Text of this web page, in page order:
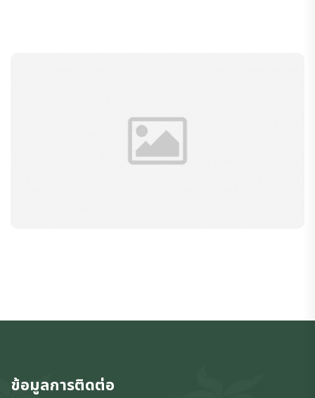
ข้อมูลการติดต่อ